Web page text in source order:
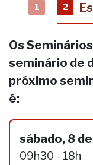
1 2
Os
seminário de
próximo
é:
sábado, 8
09h30 - 18h